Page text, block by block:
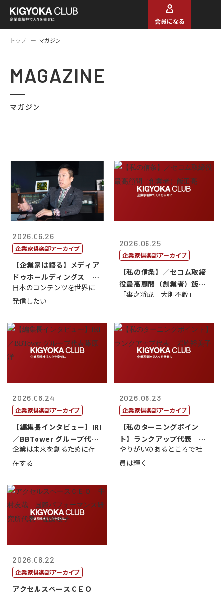
会員になる
トップ マガジン
MAGAZINE
マガジン
2026.06.26
企業家倶楽部アーカイブ
【企業家は語る】メディア
ドゥホールディングス 代
表取締役社長...
日本のコンテンツを世界に
発信したい
2026.06.25
企業家倶楽部アーカイブ
【私の信条】／セコム取締
役最高顧問（創業者）飯田
亮
「事之将成 大胆不敵」
2026.06.24
企業家倶楽部アーカイブ
【編集長インタビュー】IRI
／BBTower グループ代表
藤...
企業は未来を創るために存
在する
2026.06.23
企業家倶楽部アーカイブ
【私のターニングポイン
ト】ランクアップ代表 岩
崎裕美子
やりがいのあるところで社
員は輝く
2026.06.22
企業家倶楽部アーカイブ
アクセルスペースＣＥＯ